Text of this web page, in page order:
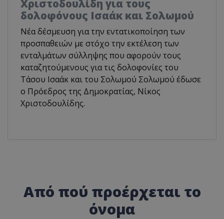
Χριστοδουλίδη για τους
δολοφόνους Ισαάκ και Σολωμού
Νέα δέσμευση για την εντατικοποίηση των
προσπαθειών με στόχο την εκτέλεση των
ενταλμάτων σύλληψης που αφορούν τους
καταζητούμενους για τις δολοφονίες του
Τάσου Ισαάκ και του Σολωμού Σολωμού έδωσε
ο Πρόεδρος της Δημοκρατίας, Νίκος
Χριστοδουλίδης.
Από πού προέρχεται το
όνομα